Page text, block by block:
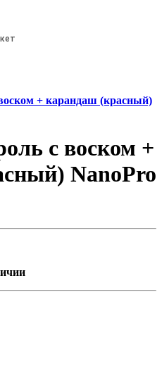
с воском +
NanoPro